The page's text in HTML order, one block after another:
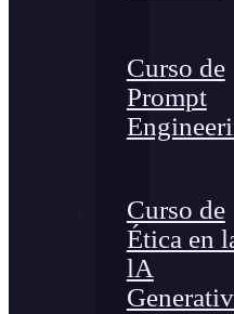
Curso de
Prompt
Curso de
Ética en
lA